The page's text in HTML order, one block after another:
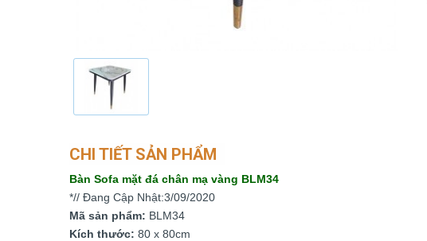
CHI TIẾT SẢN PHẨM
Bàn Sofa mặt đá chân mạ vàng BLM34
*// Đang Cập Nhật:3/09/2020
Mã sản phẩm: BLM34
Kích thước: 80 x 80cm